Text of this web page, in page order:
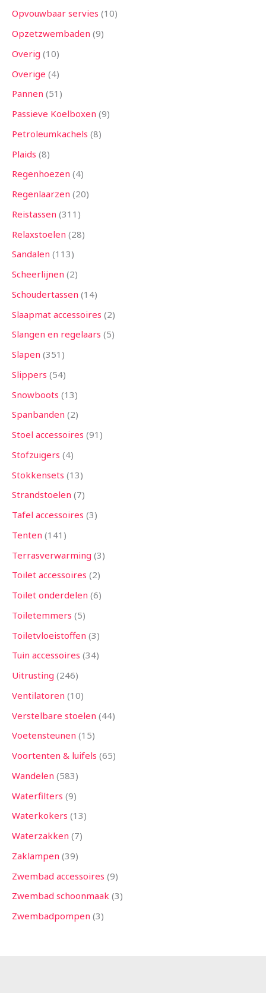
Opvouwbaar servies 10
Opzetzwembaden 9
Overig 10
Overige 4
Pannen 51
Passieve Koelboxen 9
Petroleumkachels 8
Plaids 8
Regenhoezen 4
Regenlaarzen 20
Reistassen 311
Relaxstoelen 28
Sandalen 113
Scheerlijnen 2
Schoudertassen 14
Slaapmat accessoires 2
Slangen en regelaars 5
Slapen 351
Slippers 54
Snowboots 13
Spanbanden 2
Stoel accessoires 91
Stofzuigers 4
Stokkensets 13
Strandstoelen 7
Tafel accessoires 3
Tenten 141
Terrasverwarming 3
Toilet accessoires 2
Toilet onderdelen 6
Toiletemmers 5
Toiletvloeistoffen 3
Tuin accessoires 34
Uitrusting 246
Ventilatoren 10
Verstelbare stoelen 44
Voetensteunen 15
Voortenten & luifels 65
Wandelen 583
Waterfilters 9
Waterkokers 13
Waterzakken 7
Zaklampen 39
Zwembad accessoires 9
Zwembad schoonmaak 3
Zwembadpompen 3